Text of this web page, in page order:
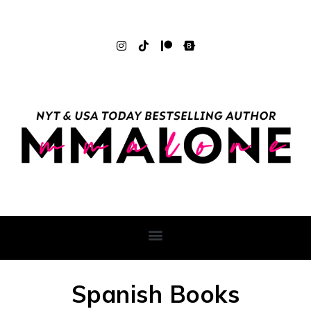
Spanish Books